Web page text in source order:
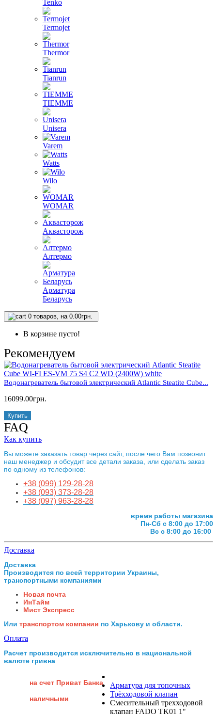
Tenko
Termojet
Thermor
Tianrun
TIEMME
Unisera
Varem
Watts
Wilo
WOMAR
Аквасторож
Алтермо
Арматура
Беларусь
0 товаров, на 0.00грн.
В корзине пусто!
Рекомендуем
Водонагреватель бытовой электрический Atlantic Steatite Cube...
16099.00грн.
Купить
FAQ
Как купить
Вы можете заказать товар через сайт, после чего Вам позвонит
наш менеджер и обсудит все детали заказа, или сделать заказ
по одному из телефонов:
+38 (099) 129-28-28
+38 (093) 373-28-28
+38 (097) 963-28-28
время работы магазина
Пн-Сб с 8:00 до 17:00
Вс с 8:00 до 16:00
Доставка
Доставка
Производится по всей территории Украины,
транспортными компаниями
Новая почта
ИнТайм
Мист Экспресс
Или транспортом компании по Харькову и области.
Оплата
Расчет производится исключительно в национальной
валюте гривна
на счет Приват Банка
наличными
Арматура для топочных
Трёхходовой клапан
Смесительный трехходовой
клапан FADO TK01 1"